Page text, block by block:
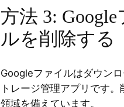
方法 3:
ルを削除する
Googleファイルはダウン
トレージ管理アプリです。
領域を備えています。